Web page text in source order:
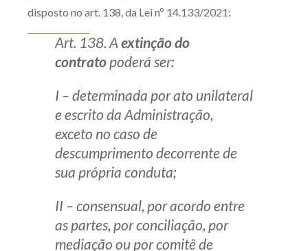
Zênite Online
Eventos presenciais
Zênite in Company
Receba por RSS
Batel Curitiba/PR CEP80240-000
Telefone (41) 2109-8666
disposto no art. 138, da Lei nº 14.133/2021:
Art. 138. A extinção do
contrato poderá ser:
I – determinada por ato unilateral
e escrito da Administração,
exceto no caso de
descumprimento decorrente de
sua própria conduta;
II – consensual, por acordo entre
as partes, por conciliação, por
mediação ou por comitê de